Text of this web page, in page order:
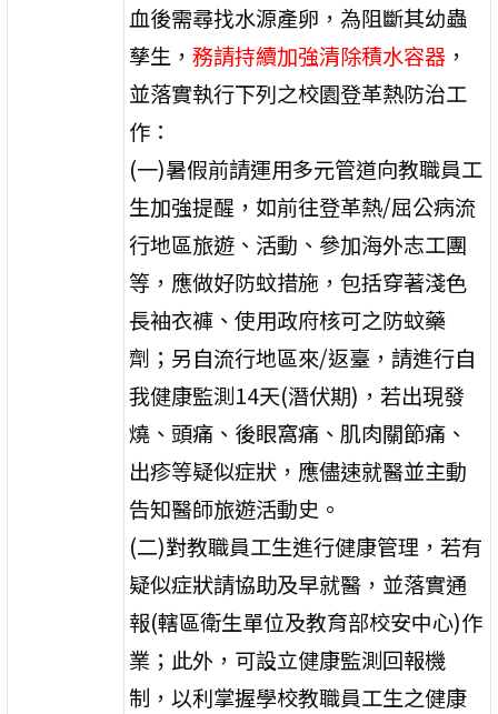
血後需尋找水源產卵，為阻斷其幼蟲
孳生，務請持續加強清除積水容器 ，
並落實執行下列之校園登革熱防治工
作：
(一)暑假前請運用多元管道向教職員工
生加強提醒，如前往登革熱/屈公病流
行地區旅遊、活動、參加海外志工團
等，應做好防蚊措施，包括穿著淺色
長袖衣褲、使用政府核可之防蚊藥
劑；另自流行地區來/返臺，請進行自
我健康監測14天(潛伏期)，若出現發
燒、頭痛、後眼窩痛、肌肉關節痛、
出疹等疑似症狀，應儘速就醫並主動
告知醫師旅遊活動史。
(二)對教職員工生進行健康管理，若有
疑似症狀請協助及早就醫，並落實通
報(轄區衛生單位及教育部校安中心)作
業；此外，可設立健康監測回報機
制，以利掌握學校教職員工生之健康